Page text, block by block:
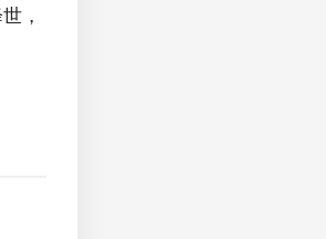
，